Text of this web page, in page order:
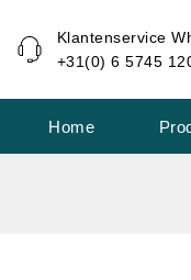
inhoud
Klantenservice
+31(0) 6 5745
Home